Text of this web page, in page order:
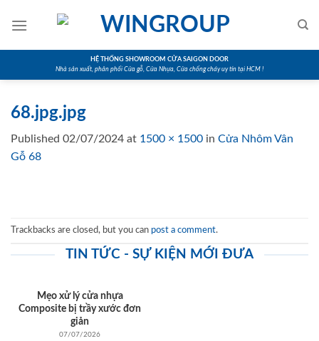
HỆ THỐNG SHOWROOM CỬA SAIGON DOOR
Nhà sản xuất, phân phối Cửa gỗ, Cửa Nhựa, Cửa chống cháy uy tín tại HCM !
68.jpg.jpg
Published 02/07/2024 at 1500 × 1500 in Cửa Nhôm Vân
Gỗ 68
Trackbacks are closed, but you can post a comment.
TIN TỨC - SỰ KIỆN MỚI ĐƯA
Mẹo xử lý cửa nhựa
Composite bị trầy xước đơn
giản
07/07/2026